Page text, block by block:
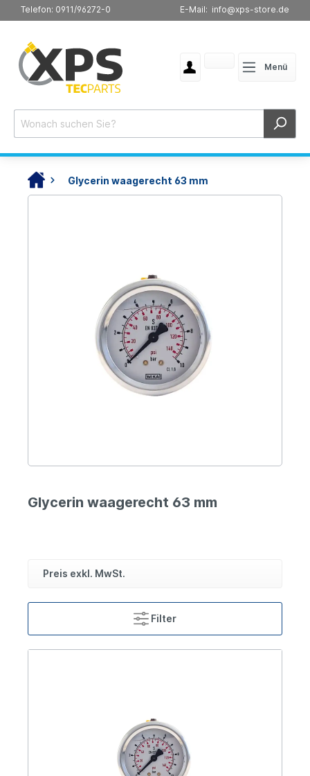
Telefon: 0911/96272-0 E-Mail: info@xps-store.de
Menü
Glycerin waagerecht 63 mm
Glycerin waagerecht 63 mm
Preis exkl. MwSt.
Filter